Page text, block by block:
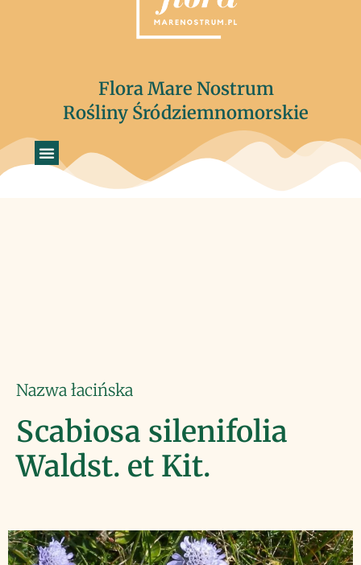
Flora Mare Nostrum
Rośliny Śródziemnomorskie
Nazwa łacińska
Scabiosa silenifolia
Waldst. et Kit.